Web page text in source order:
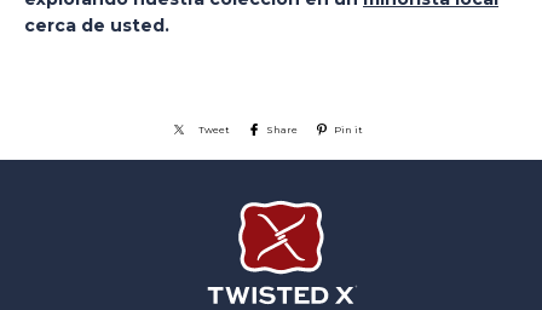
cerca de usted.
Tweet Share Pin it